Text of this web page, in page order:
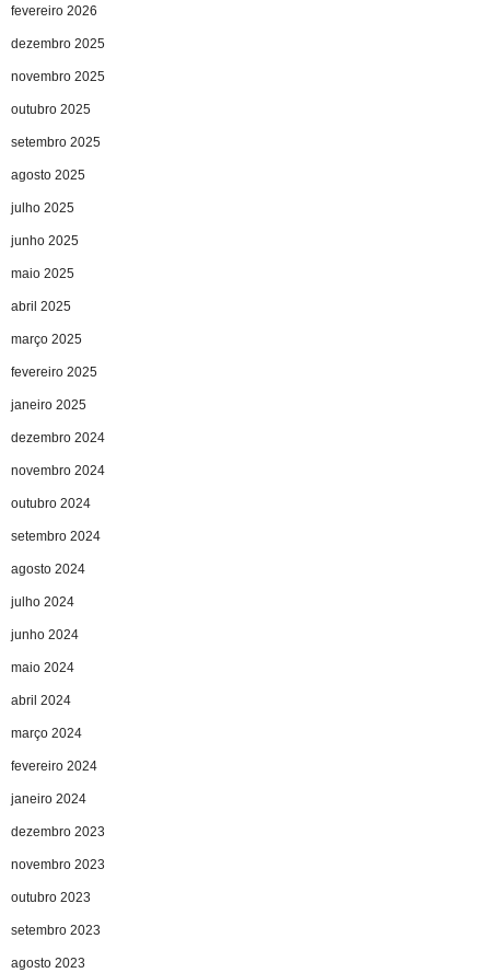
fevereiro 2026
dezembro 2025
novembro 2025
outubro 2025
setembro 2025
agosto 2025
julho 2025
junho 2025
maio 2025
abril 2025
março 2025
fevereiro 2025
janeiro 2025
dezembro 2024
novembro 2024
outubro 2024
setembro 2024
agosto 2024
julho 2024
junho 2024
maio 2024
abril 2024
março 2024
fevereiro 2024
janeiro 2024
dezembro 2023
novembro 2023
outubro 2023
setembro 2023
agosto 2023